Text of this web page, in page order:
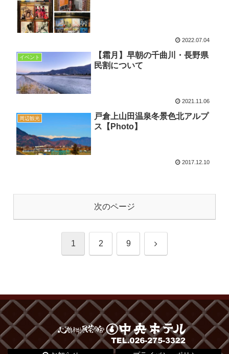
2022.07.04
イベント
【霜月】早朝の千曲川・長野県
民割について
2021.11.06
周辺観光
戸倉上山田温泉冬景色北アルプ
ス【Photo】
2017.12.10
次のページ
1 2 9 次